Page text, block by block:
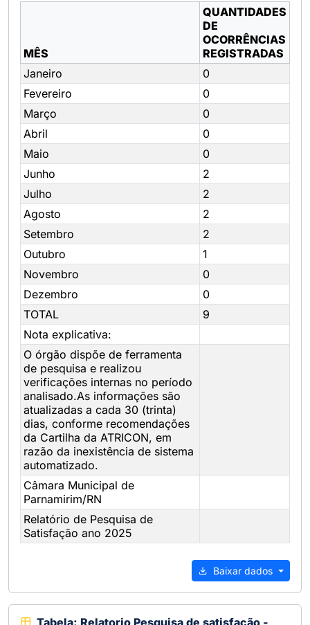
MÊS
QUANTIDADES
DE
OCORRÊNCIAS
REGISTRADAS
Janeiro
0
Fevereiro
0
Março
0
Abril
0
Maio
0
Junho
2
Julho
2
Agosto
2
Setembro
2
Outubro
1
Novembro
0
Dezembro
0
TOTAL
9
Nota explicativa:
O órgão dispõe de ferramenta
de pesquisa e realizou
verificações internas no período
analisado.As informações são
atualizadas a cada 30 (trinta)
dias, conforme recomendações
da Cartilha da ATRICON, em
razão da inexistência de sistema
automatizado.
Câmara Municipal de
Parnamirim/RN
Relatório de Pesquisa de
Satisfação ano 2025
Baixar dados